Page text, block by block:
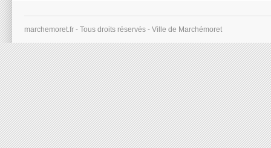
marchemoret.fr - Tous droits réservés - Ville de Marchémoret